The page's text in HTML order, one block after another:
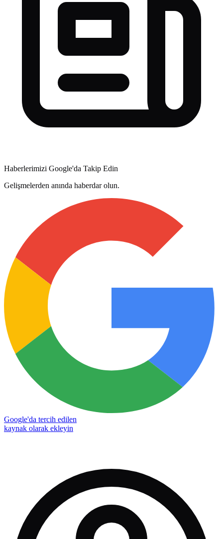
Haberlerimizi Google'da Takip Edin
Gelişmelerden anında haberdar olun.
Google'da tercih edilen
kaynak olarak ekleyin